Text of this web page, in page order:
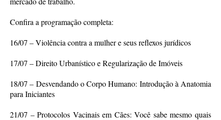
Confira a programação completa:
16/07 – Violência contra a mulher e seus reflexos jurídicos
17/07 – Direito Urbanístico e Regularização de Imóveis
18/07 – Desvendando o Corpo Humano: Introdução à Anatomia
para Iniciantes
21/07 – Protocolos Vacinais em Cães: Você sabe mesmo quais